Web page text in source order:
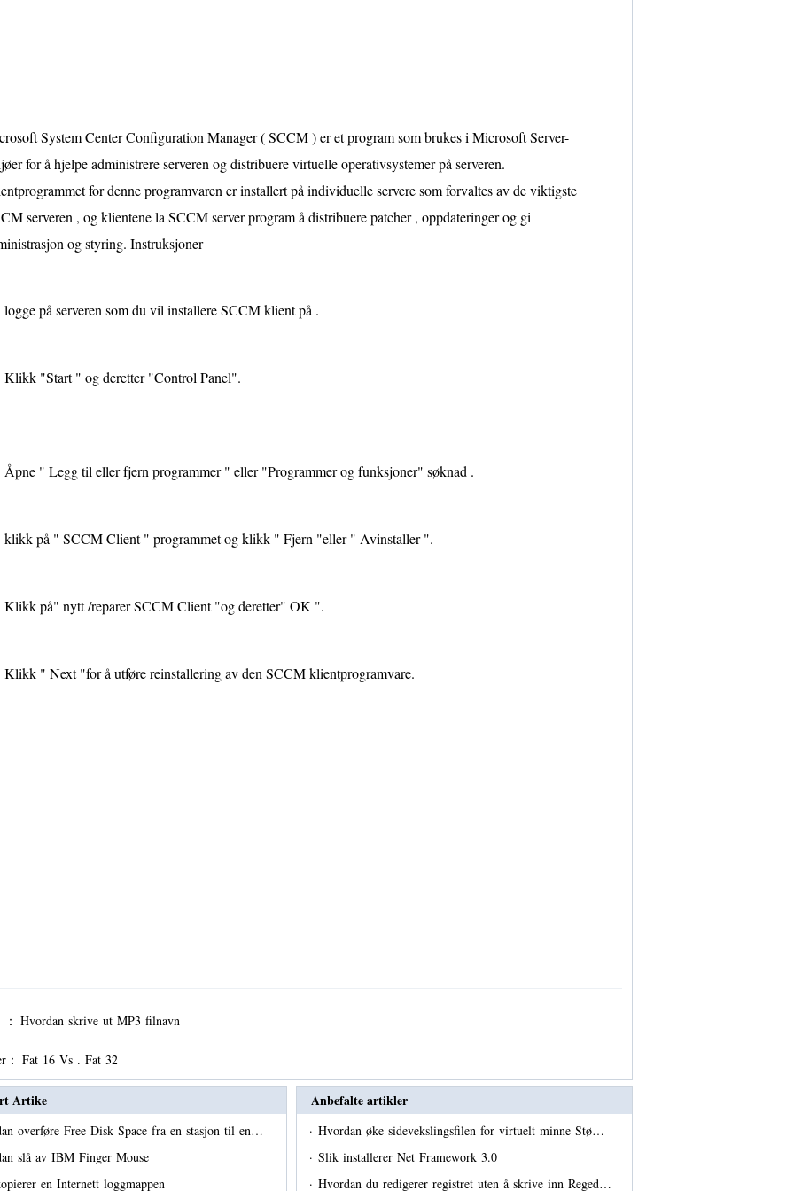
System Center Configuration Manager ( SCCM ) er et program som brukes i Microsoft Server-
for å hjelpe administrere serveren og distribuere virtuelle operativsystemer på serveren.
for denne programvaren er installert på individuelle servere som forvaltes av de viktigste
serveren , og klientene la SCCM server program å distribuere patcher , oppdateringer og gi
og styring. Instruksjoner
logge på serveren som du vil installere SCCM klient på .
Klikk "Start " og deretter "Control Panel".
Åpne " Legg til eller fjern programmer " eller "Programmer og funksjoner" søknad .
klikk på " SCCM Client " programmet og klikk " Fjern "eller " Avinstaller ".
Klikk på" nytt /reparer SCCM Client "og deretter" OK ".
Klikk " Next "for å utføre reinstallering av den SCCM klientprogramvare.
Hvordan skrive ut MP3 filnavn
： Fat 16 Vs . Fat 32
Artike
overføre Free Disk Space fra en stasjon til en…
slå av IBM Finger Mouse
en Internett loggmappen
Anbefalte artikler
· Hvordan øke sidevekslingsfilen for virtuelt minne Stø…
· Slik installerer Net Framework 3.0
· Hvordan du redigerer registret uten å skrive inn Reged…